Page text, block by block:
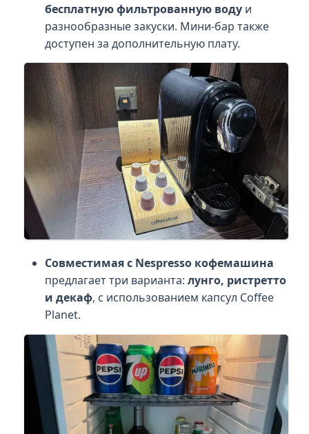
бесплатную фильтрованную водуи
разнообразные закуски. Мини-бар также
доступен за дополнительную плату.
Совместимая с Nespresso кофемашина
предлагает три варианта: лунго, ристретто
и декаф, с использованием капсул Coffee
Planet.